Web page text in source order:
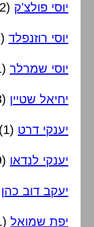
יוסי פולצ'ק (2)
יוסי רוזנפלד (13)
יוסי שמרלר (1)
יחיאל שטיין (28)
יענקי דרט (1)
יענקי לנדאו (9)
יעקב דוב כהן
יפת שמואל (1)